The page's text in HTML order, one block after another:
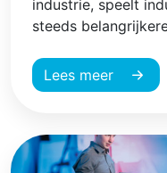
industrie, speelt
steeds
Lees meer